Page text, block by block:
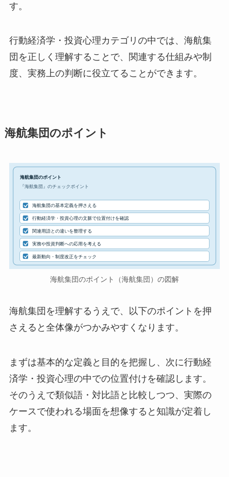
す。
行動経済学・投資心理カテゴリの中では、海航集
団を正しく理解することで、関連する仕組みや制
度、実務上の判断に役立てることができます。
海航集団のポイント
海航集団のポイント
『海航集団』のチェックポイント
海航集団の基本定義を押さえる
行動経済学・投資心理の文脈で位置付けを確認
関連用語との違いを整理する
実務や投資判断への応用を考える
最新動向・制度改正をチェック
海航集団のポイント（海航集団）の図解
海航集団を理解するうえで、以下のポイントを押
さえると全体像がつかみやすくなります。
まずは基本的な定義と目的を把握し、次に行動経
済学・投資心理の中での位置付けを確認します。
そのうえで類似語・対比語と比較しつつ、実際の
ケースで使われる場面を想像すると知識が定着し
ます。